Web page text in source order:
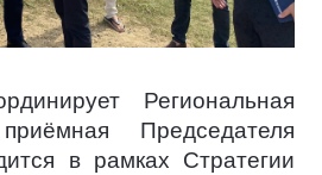
Региональная
Председателя
в рамках Стратегии